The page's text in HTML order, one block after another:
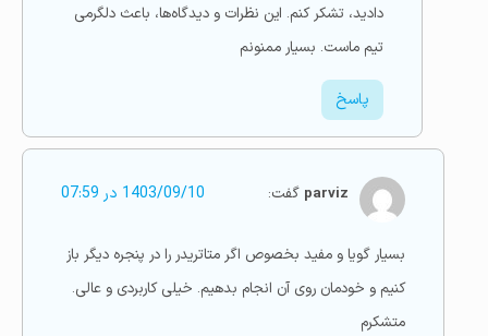
دادید، تشکر کنم. این نظرات و دیدگاه‌ها، باعث دلگرمی
تیم ماست. بسیار ممنونم
پاسخ
parviz گفت: 1403/09/10 در 07:59
بسیار گویا و مفید بخصوص اگر متاتریدر را در پنجره دیگر باز
کنیم و خودمان روی آن انجام بدهیم. خیلی کاربردی و عالی.
متشکرم